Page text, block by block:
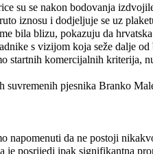
su se nakon bodovanja
iznosu i dodjeljuje se uz
bila blizu, pokazuju da
s vizijom koja seže dalje od
startnih komercijalnih kriterija,
pjesnika Branko
napomenuti da ne postoji
je posrijedi ipak signifikantna